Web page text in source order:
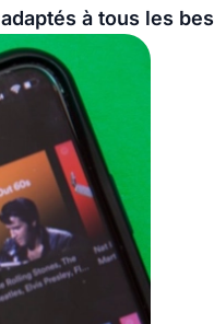
à tous les